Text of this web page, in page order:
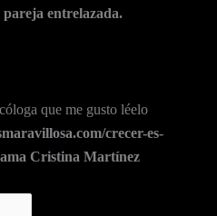
entrelazada.
que me gusto léelo
crecer-es-
Cristina Martínez